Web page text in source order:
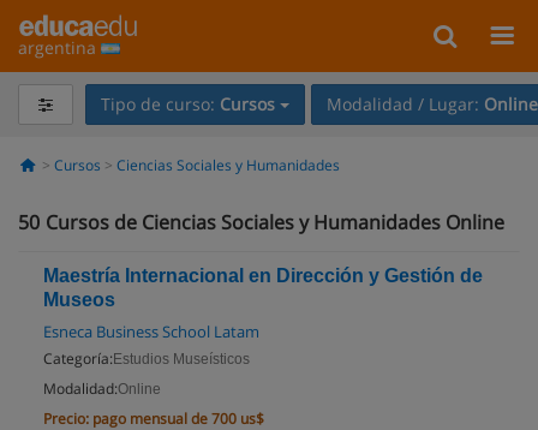
argentina
Tipo de curso: Cursos Modalidad / Lugar: Online
Cursos Ciencias Sociales y Humanidades
50 Cursos de Ciencias Sociales y Humanidades Online
Maestría Internacional en Dirección y Gestión de
Museos
Esneca Business School Latam
Categoría: Estudios Museísticos
Modalidad:Online
Precio: pago mensual de 700 us$